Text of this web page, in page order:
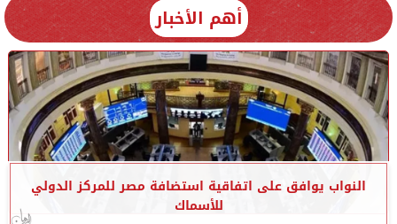
أهم الأخبار
النواب يوافق على اتفاقية استضافة مصر للمركز الدولي
للأسماك